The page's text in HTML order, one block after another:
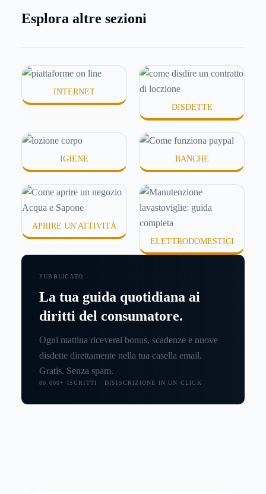
meno confortevole. Eppure, proprio nei mesi caldi,
o difficili da assorbire.
Esplora altre sezioni
INTERNET
DISDETTE
IGIENE BANCHE
APRIRE UN'ATTIVITÀ
ELETTRODOMESTICI
PUBBLICATO
La tua guida quotidiana ai
diritti del consumatore.
Ogni mattina riceverai bonus, scadenze e nuove
disdette direttamente nella tua casella email.
Gratis. Senza spam.
80.000+ ISCRITTI · DISISCRIZIONE IN UN CLICK